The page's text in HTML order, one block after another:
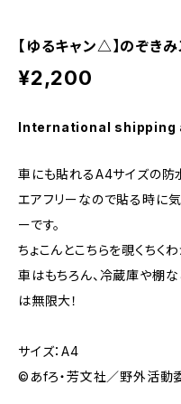
【ゆるキャン△】のぞき
¥2,200
International shipping
車にも貼れるA4サイズの防
エアフリーなので貼る時に
ーです。
ちょこんとこちらを覗くちく
車はもちろん、冷蔵庫や棚
は無限大！
サイズ：A4
©あfろ・芳文社／野外活動